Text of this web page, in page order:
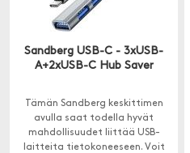
Sandberg USB-C - 3xUSB-
A+2xUSB-C Hub Saver
Tämän Sandberg keskittimen
avulla saat todella hyvät
mahdollisuudet liittää USB-
laitteita tietokoneeseen. Voit